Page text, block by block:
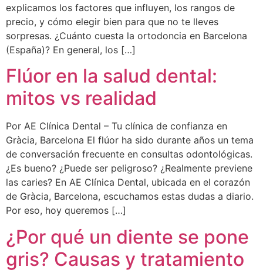
explicamos los factores que influyen, los rangos de
precio, y cómo elegir bien para que no te lleves
sorpresas. ¿Cuánto cuesta la ortodoncia en Barcelona
(España)? En general, los […]
Flúor en la salud dental:
mitos vs realidad
Por AE Clínica Dental – Tu clínica de confianza en
Gràcia, Barcelona El flúor ha sido durante años un tema
de conversación frecuente en consultas odontológicas.
¿Es bueno? ¿Puede ser peligroso? ¿Realmente previene
las caries? En AE Clínica Dental, ubicada en el corazón
de Gràcia, Barcelona, escuchamos estas dudas a diario.
Por eso, hoy queremos […]
¿Por qué un diente se pone
gris? Causas y tratamiento